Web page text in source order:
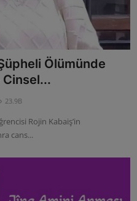
Ölümünde
Cinsel...
23.9B
Rojin Kabaiş’in
cans...